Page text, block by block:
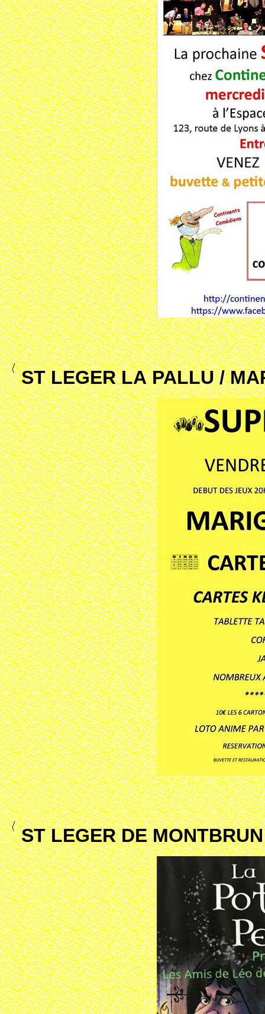
ST LEGER LA PALLU /
ST LEGER DE